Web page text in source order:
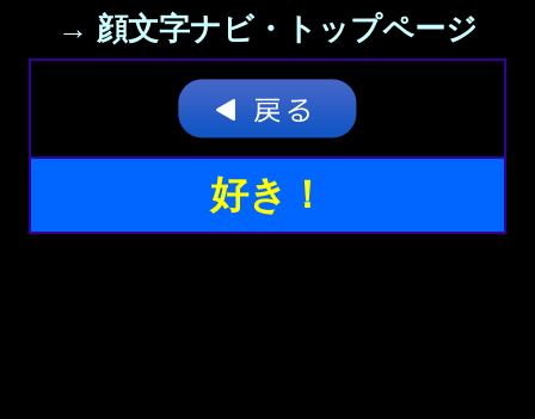
→ 顔文字ナビ・トップページ
好き！